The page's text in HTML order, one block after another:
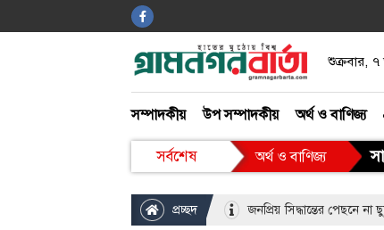
শুক্রবার,
সম্পাদকীয় উপ সম্পাদকীয় অর্থ ও বাণিজ্য
সর্বশেষ
আইন ও আদালত
খেলাধুলা
অর্থ ও বাণিজ্য
গ্রাম গঞ্জ
প্রচ্ছদ জনপ্রিয় সিদ্ধান্তের পেছনে না